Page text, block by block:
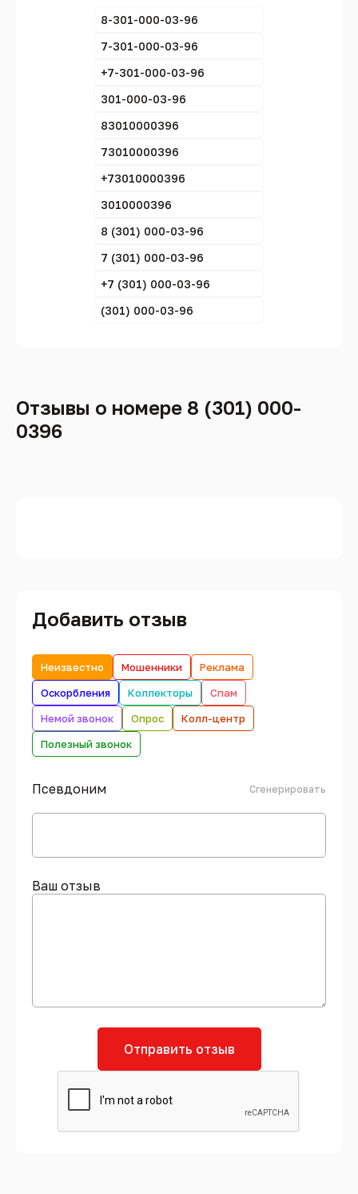
8-301-000-03-96
7-301-000-03-96
+7-301-000-03-96
301-000-03-96
83010000396
73010000396
+73010000396
3010000396
8 (301) 000-03-96
7 (301) 000-03-96
+7 (301) 000-03-96
(301) 000-03-96
Отзывы о номере 8 (301) 000-
0396
Добавить отзыв
Неизвестно Мошенники
Реклама
Оскорбления
Коллекторы
Спам
Немой звонок
Опрос
Колл-центр
Полезный звонок
Псевдоним Сгенерировать
Ваш отзыв
Отправить отзыв